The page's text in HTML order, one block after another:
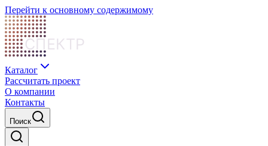
Перейти к основному содержимому
СПЕКТР
Каталог
Рассчитать проект
О компании
Контакты
Поиск